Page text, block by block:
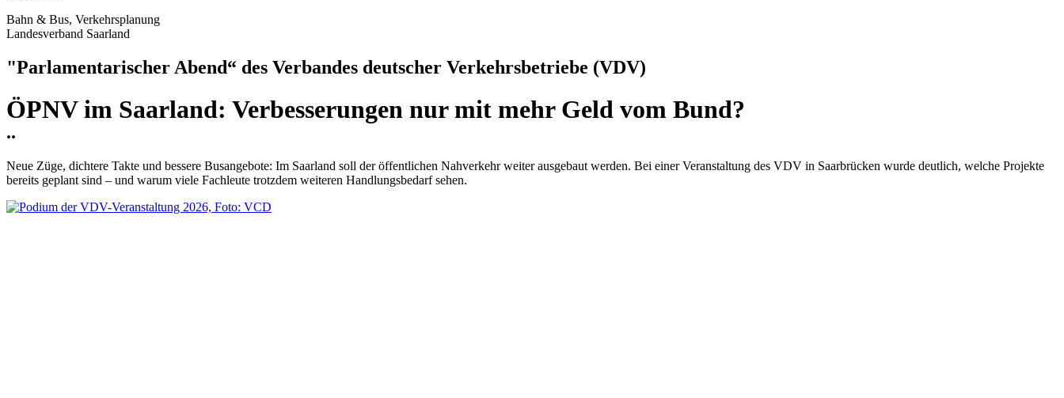
Bahn & Bus, Verkehrsplanung
Landesverband Saarland
"Parlamentarischer Abend“ des Verbandes deutscher Verkehrsbetriebe (VDV)
ÖPNV im Saarland: Verbesserungen nur mit mehr Geld vom Bund?
..
Neue Züge, dichtere Takte und bessere Busangebote: Im Saarland soll der öffentlichen Nahverkehr weiter ausgebaut werden. Bei einer Veranstaltung des VDV in Saarbrücken wurde deutlich, welche Projekte
bereits geplant sind – und warum viele Fachleute trotzdem weiteren Handlungsbedarf sehen.